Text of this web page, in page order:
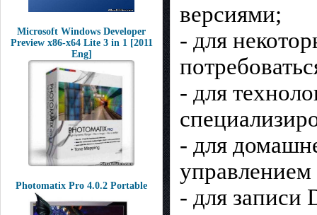
Microsoft Windows Developer
Preview x86-x64 Lite 3 in 1 [2011
Eng]
Photomatix Pro 4.0.2 Portable
версиями;
- для
- для
- для
- для записи